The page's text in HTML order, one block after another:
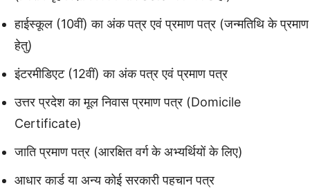
हाईस्कूल (10वीं) का अंक पत्र एवं प्रमाण पत्र (जन्मतिथि के प्रमाण
हेतु)
इंटरमीडिएट (12वीं) का अंक पत्र एवं प्रमाण पत्र
उत्तर प्रदेश का मूल निवास प्रमाण पत्र (Domicile
Certificate)
जाति प्रमाण पत्र (आरक्षित वर्ग के अभ्यर्थियों के लिए)
आधार कार्ड या अन्य कोई सरकारी पहचान पत्र